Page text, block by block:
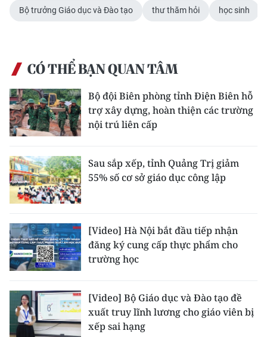
Bộ trưởng Giáo dục và Đào tạo thư thăm hỏi học sinh
CÓ THỂ BẠN QUAN TÂM
Bộ đội Biên phòng tỉnh Điện Biên hỗ
trợ xây dựng, hoàn thiện các trường
nội trú liên cấp
Sau sắp xếp, tỉnh Quảng Trị giảm
55% số cơ sở giáo dục công lập
[Video] Hà Nội bắt đầu tiếp nhận
đăng ký cung cấp thực phẩm cho
trường học
[Video] Bộ Giáo dục và Đào tạo đề
xuất truy lĩnh lương cho giáo viên bị
xếp sai hạng